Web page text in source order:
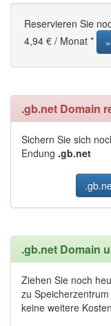
Reservieren Sie
4,94 € / Monat *
.gb.net Domain
Sichern Sie sich
Endung .gb.net
.gb.net Domain
Ziehen Sie noch
zu
keine weitere